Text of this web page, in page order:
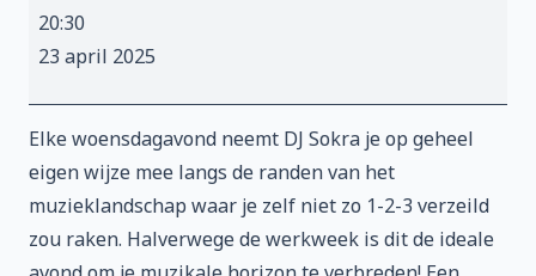
Zaagshow
20:30
23 april 2025
Elke woensdagavond neemt DJ Sokra je op geheel
eigen wijze mee langs de randen van het
muzieklandschap waar je zelf niet zo 1-2-3 verzeild
zou raken. Halverwege de werkweek is dit de ideale